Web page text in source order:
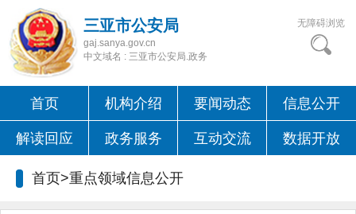
三亚市公安局
gaj.sanya.gov.cn
中文域名 : 三亚市公安局.政务
无障碍浏览
首页 机构介绍 要闻动态 信息公开
解读回应 政务服务 互动交流 数据开放
首页>重点领域信息公开